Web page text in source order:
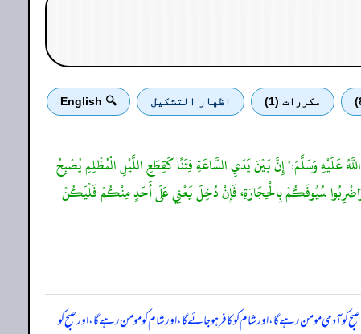
مكررات (1) اظهار التشكيل 🔍 English
عَلَيْهِ وَسَلَّمَ:" إِنَّ بَيْنَ يَدَيِ السَّاعَةِ فِتَنًا كَقِطَعِ اللَّيْلِ الْمُظْلِمِ يُصْبِحُ
وَاضْرِبُوا سُيُوفَكُمْ بِالْحِجَارَةِ، فَإِنْ دُخِلَ يَعْنِي عَلَى أَحَدٍ مِنْكُمْ فَلْيَكُنْ
آدمی مومن رہے گا، اور شام کو کافر ہو جائے گا، اور شام کو مومن رہے گا، اور صبح کو